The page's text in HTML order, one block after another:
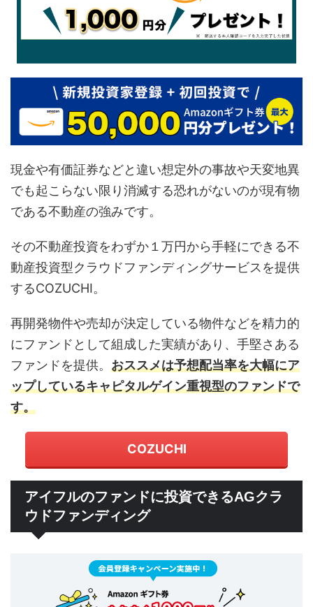
現金や有価証券などと違い想定外の事故や天変地異
でも起こらない限り消滅する恐れがないのが現有物
である不動産の強みです。
その不動産投資をわずか１万円から手軽にできる不
動産投資型クラウドファンディングサービスを提供
するCOZUCHI。
再開発物件や売却が決定している物件などを精力的
にファンドとして組成した実績があり、手堅さある
ファンドを提供。 おススメは予想配当率を大幅にア
ップしているキャピタルゲイン重視型のファンドで
す。
COZUCHI
アイフルのファンドに投資できるAGクラ
ウドファンディング